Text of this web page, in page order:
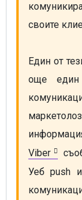
своите
Един от
още един
Viber
Уеб push